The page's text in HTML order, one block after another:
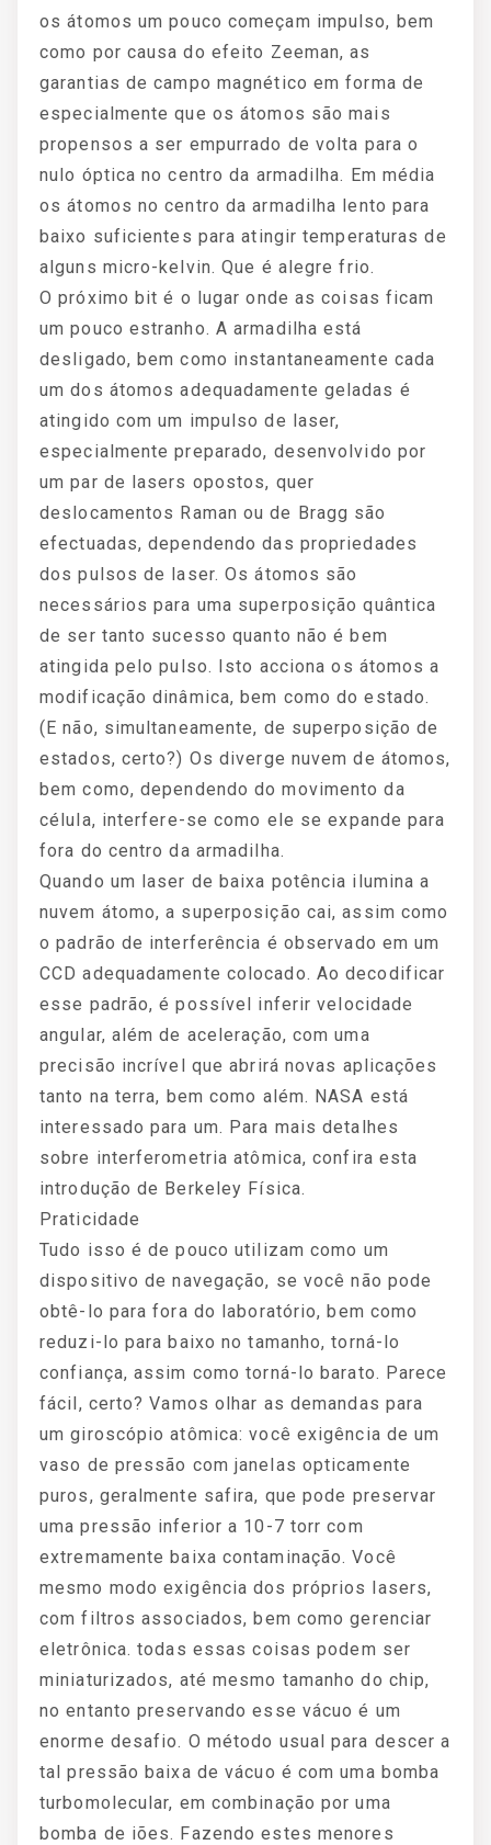
os átomos um pouco começam impulso, bem
como por causa do efeito Zeeman, as
garantias de campo magnético em forma de
especialmente que os átomos são mais
propensos a ser empurrado de volta para o
nulo óptica no centro da armadilha. Em média
os átomos no centro da armadilha lento para
baixo suficientes para atingir temperaturas de
alguns micro-kelvin. Que é alegre frio.
O próximo bit é o lugar onde as coisas ficam
um pouco estranho. A armadilha está
desligado, bem como instantaneamente cada
um dos átomos adequadamente geladas é
atingido com um impulso de laser,
especialmente preparado, desenvolvido por
um par de lasers opostos, quer
deslocamentos Raman ou de Bragg são
efectuadas, dependendo das propriedades
dos pulsos de laser. Os átomos são
necessários para uma superposição quântica
de ser tanto sucesso quanto não é bem
atingida pelo pulso. Isto acciona os átomos a
modificação dinâmica, bem como do estado.
(E não, simultaneamente, de superposição de
estados, certo?) Os diverge nuvem de átomos,
bem como, dependendo do movimento da
célula, interfere-se como ele se expande para
fora do centro da armadilha.
Quando um laser de baixa potência ilumina a
nuvem átomo, a superposição cai, assim como
o padrão de interferência é observado em um
CCD adequadamente colocado. Ao decodificar
esse padrão, é possível inferir velocidade
angular, além de aceleração, com uma
precisão incrível que abrirá novas aplicações
tanto na terra, bem como além. NASA está
interessado para um. Para mais detalhes
sobre interferometria atômica, confira esta
introdução de Berkeley Física.
Praticidade
Tudo isso é de pouco utilizam como um
dispositivo de navegação, se você não pode
obtê-lo para fora do laboratório, bem como
reduzi-lo para baixo no tamanho, torná-lo
confiança, assim como torná-lo barato. Parece
fácil, certo? Vamos olhar as demandas para
um giroscópio atômica: você exigência de um
vaso de pressão com janelas opticamente
puros, geralmente safira, que pode preservar
uma pressão inferior a 10-7 torr com
extremamente baixa contaminação. Você
mesmo modo exigência dos próprios lasers,
com filtros associados, bem como gerenciar
eletrônica. todas essas coisas podem ser
miniaturizados, até mesmo tamanho do chip,
no entanto preservando esse vácuo é um
enorme desafio. O método usual para descer a
tal pressão baixa de vácuo é com uma bomba
turbomolecular, em combinação por uma
bomba de iões. Fazendo estes menores